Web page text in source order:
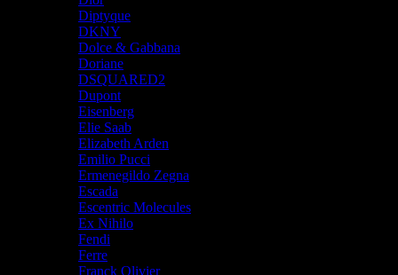
Diptyque
DKNY
Dolce & Gabbana
Doriane
DSQUARED2
Dupont
Eisenberg
Elie Saab
Elizabeth Arden
Emilio Pucci
Ermenegildo Zegna
Escada
Escentric Molecules
Ex Nihilo
Fendi
Ferre
Franck Olivier